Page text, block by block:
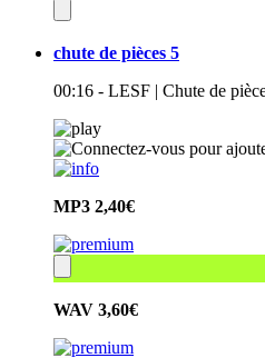
chute de pièces 5
00:16 - LESF | Chute de
MP3 2,40€
WAV 3,60€